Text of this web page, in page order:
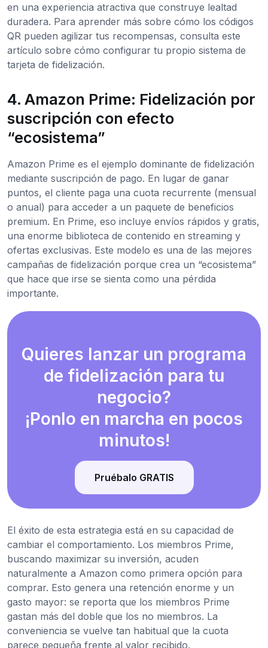
en una experiencia atractiva que construye lealtad
duradera. Para aprender más sobre cómo los códigos
QR pueden agilizar tus recompensas, consulta este
artículo sobre cómo configurar tu propio sistema de
tarjeta de fidelización.
4. Amazon Prime: Fidelización por
suscripción con efecto
“ecosistema”
Amazon Prime es el ejemplo dominante de fidelización
mediante suscripción de pago. En lugar de ganar
puntos, el cliente paga una cuota recurrente (mensual
o anual) para acceder a un paquete de beneficios
premium. En Prime, eso incluye envíos rápidos y gratis,
una enorme biblioteca de contenido en streaming y
ofertas exclusivas. Este modelo es una de las mejores
campañas de fidelización porque crea un “ecosistema”
que hace que irse se sienta como una pérdida
importante.
Quieres lanzar un programa
de fidelización para tu
negocio?
¡Ponlo en marcha en pocos
minutos!
Pruébalo GRATIS
El éxito de esta estrategia está en su capacidad de
cambiar el comportamiento. Los miembros Prime,
buscando maximizar su inversión, acuden
naturalmente a Amazon como primera opción para
comprar. Esto genera una retención enorme y un
gasto mayor: se reporta que los miembros Prime
gastan más del doble que los no miembros. La
conveniencia se vuelve tan habitual que la cuota
parece pequeña frente al valor recibido.